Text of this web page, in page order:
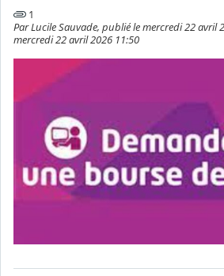
1
Par Lucile Sauvade, publié le mercredi 22 avril
mercredi 22 avril 2026 11:50